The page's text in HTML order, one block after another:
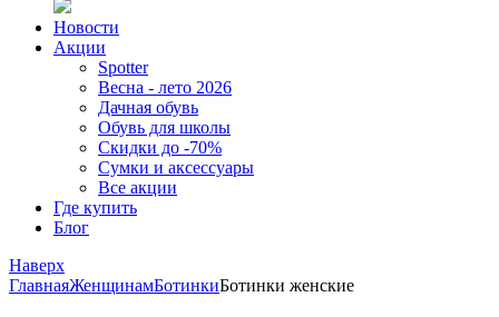
Новости
Акции
Spotter
Весна - лето 2026
Дачная обувь
Обувь для школы
Скидки до -70%
Сумки и аксессуары
Все акции
Где купить
Блог
Наверх
ГлавнаяЖенщинамБотинкиБотинки женские